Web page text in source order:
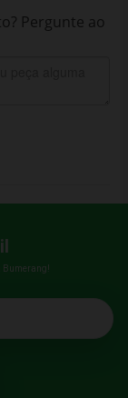
Pergunte ao
Bumerang!